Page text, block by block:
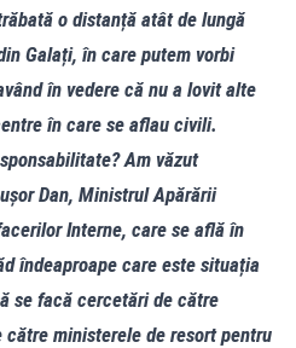
o distanță atât de lungă
Galați, în care putem vorbi
în vedere că nu a lovit alte
în care se aflau civili.
Am văzut
Dan, Ministrul Apărării
Interne, care se află în
îndeaproape care este situația
se facă cercetări de către
ministerele de resort pentru